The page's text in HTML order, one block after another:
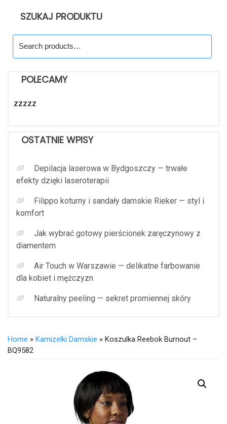
SZUKAJ PRODUKTU
for:
POLECAMY
zzzzz
OSTATNIE WPISY
Depilacja laserowa w Bydgoszczy — trwałe
efekty dzięki laseroterapii
Filippo koturny i sandały damskie Rieker — styl i
komfort
Jak wybrać gotowy pierścionek zaręczynowy z
diamentem
Air Touch w Warszawie — delikatne farbowanie
dla kobiet i mężczyzn
Naturalny peeling — sekret promiennej skóry
Home » Kamizelki Damskie » Koszulka Reebok Burnout –
BQ9582